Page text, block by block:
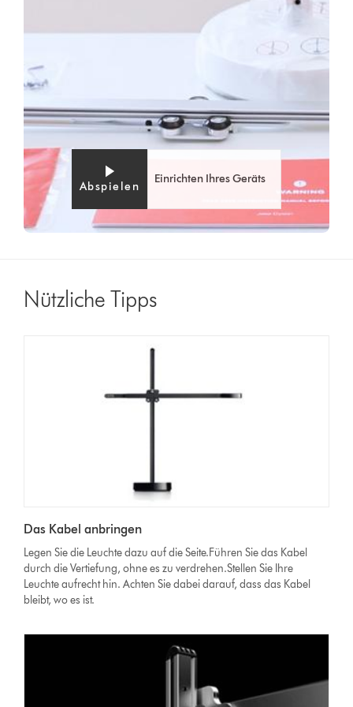
Abspielen
Einrichten Ihres Geräts
Nützliche Tipps
Das Kabel anbringen
Legen Sie die Leuchte dazu auf die Seite.Führen Sie das Kabel
durch die Vertiefung, ohne es zu verdrehen.Stellen Sie Ihre
Leuchte aufrecht hin. Achten Sie dabei darauf, dass das Kabel
bleibt, wo es ist.